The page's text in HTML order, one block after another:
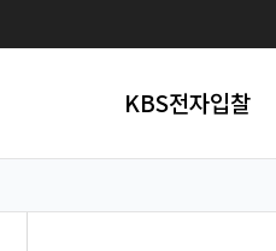
KBS전자입찰